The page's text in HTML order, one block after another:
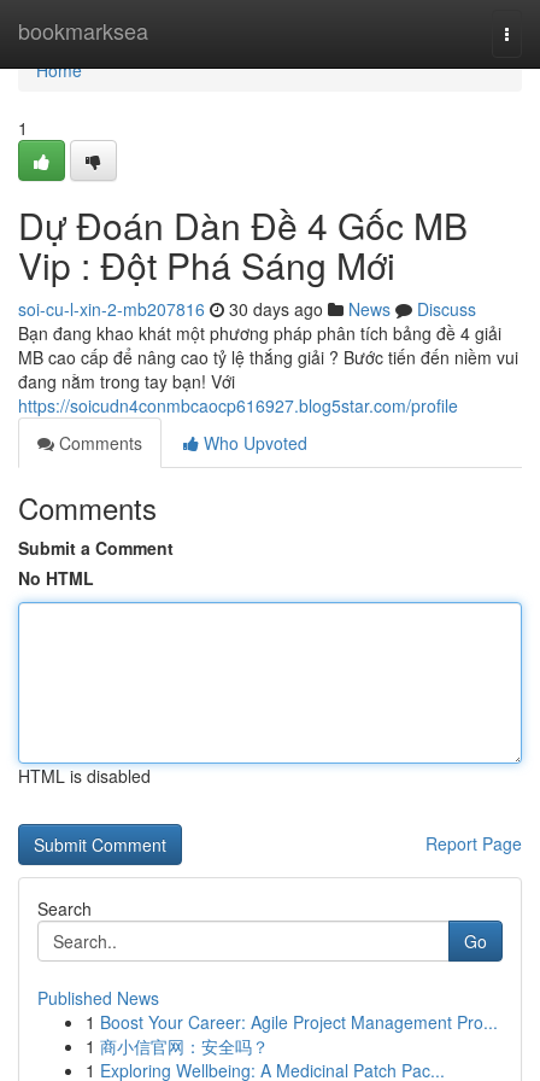
bookmarksea
Home
Home
1
Dự Đoán Dàn Đề 4 Gốc MB
Vip : Đột Phá Sáng Mới
soi-cu-l-xin-2-mb207816 30 days ago News
Discuss
Bạn đang khao khát một phương pháp phân tích bảng đề 4 giải
MB cao cấp để nâng cao tỷ lệ thắng giải ? Bước tiến đến niềm vui
đang nằm trong tay bạn! Với
https://soicudn4conmbcaocp616927.blog5star.com/profile
Comments
Who Upvoted
Comments
Submit a Comment
No HTML
HTML is disabled
Report Page
Search
Go
Published News
1 Boost Your Career: Agile Project Management Pro...
1 商小信官网：安全吗？
1 Exploring Wellbeing: A Medicinal Patch Pac...